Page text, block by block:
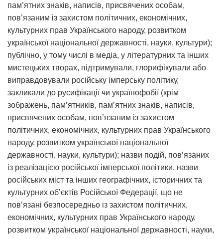
пам’ятних знаків, написів, присвячених особам,
пов’язаним із захистом політичних, економічних,
культурних прав Українського народу, розвитком
української національної державності, науки, культури);
публічно, у тому числі в медіа, у літературних та інших
мистецьких творах, підтримували, глорифікували або
виправдовували російську імперську політику,
закликали до русифікації чи українофобії (крім
зображень, пам’ятників, пам’ятних знаків, написів,
присвячених особам, пов’язаним із захистом
політичних, економічних, культурних прав Українського
народу, розвитком української національної
державності, науки, культури); назви подій, пов’язаних
із реалізацією російської імперської політики, назви
російських міст та інших географічних, історичних та
культурних об’єктів Російської Федерації, що не
пов’язані безпосередньо із захистом політичних,
економічних, культурних прав Українського народу,
розвитком української національної державності, науки,